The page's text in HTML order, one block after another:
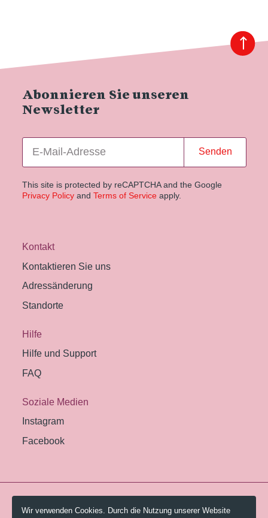
Abonnieren Sie unseren
Newsletter
Senden
This site is protected by reCAPTCHA and the Google
Privacy Policyand Terms of Service apply.
Kontakt
Kontaktieren Sie uns
Adressänderung
Standorte
Hilfe
Hilfe und Support
FAQ
Soziale Medien
Instagram
Facebook
© 2026 Pestalozzi-Bibliothek Zürich.
Wir verwenden Cookies. Durch die Nutzung unserer Website